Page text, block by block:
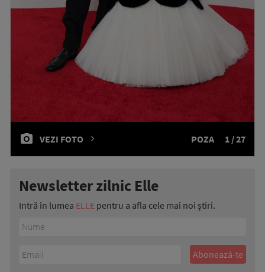
VEZI FOTO POZA 1 / 27
Newsletter zilnic Elle
Intră în lumea ELLE pentru a afla cele mai noi știri.